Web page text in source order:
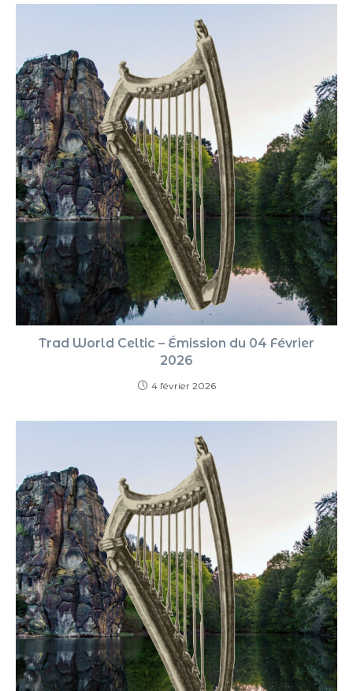
Trad World Celtic – Émission du 04 Février
2026
4 février 2026